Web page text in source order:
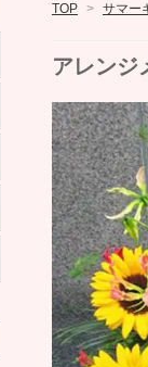
TOP > サマー
アレンジ